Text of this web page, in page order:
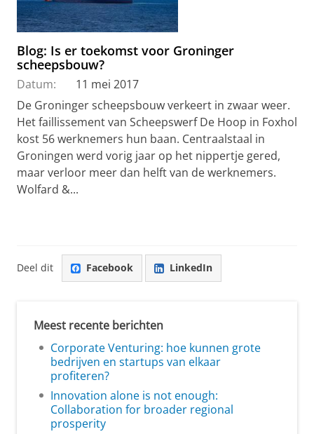
Blog: Is er toekomst voor Groninger
scheepsbouw?
Datum:
11 mei 2017
De Groninger scheepsbouw verkeert in zwaar weer.
Het faillissement van Scheepswerf De Hoop in Foxhol
kost 56 werknemers hun baan. Centraalstaal in
Groningen werd vorig jaar op het nippertje gered,
maar verloor meer dan helft van de werknemers.
Wolfard &...
Deel dit Facebook LinkedIn
Meest recente berichten
Corporate Venturing: hoe kunnen grote
bedrijven en startups van elkaar
profiteren?
Innovation alone is not enough:
Collaboration for broader regional
prosperity